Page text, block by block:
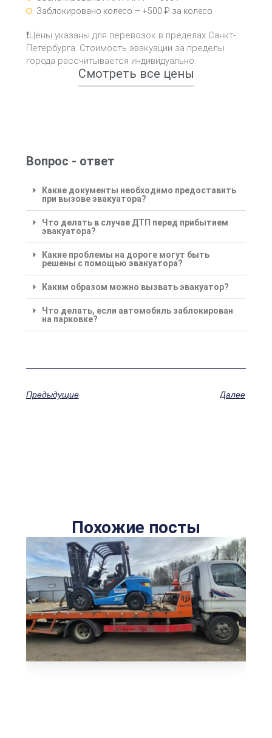
Заблокировано колесо — +500 ₽ за колесо
❗Цены указаны для перевозок в пределах Санкт-
Петербурга. Стоимость эвакуации за пределы
города рассчитывается индивидуально.
Смотреть все цены
Вопрос - ответ
Какие документы необходимо предоставить
при вызове эвакуатора?
Что делать в случае ДТП перед прибытием
эвакуатора?
Какие проблемы на дороге могут быть
решены с помощью эвакуатора?
Каким образом можно вызвать эвакуатор?
Что делать, если автомобиль заблокирован
на парковке?
Предыдущие Далее
Похожие посты